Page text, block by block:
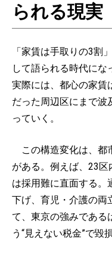
られる現実
「家賃は手取りの3割
して語られる時代にな
実際には、都心の家賃
だった周辺区にまで波
っていく。
この構造変化は、都
がある。例えば、23
は採用難に直面する。
下げ、育児・介護の両
て、東京の強みである
う“見えない税金”で毀